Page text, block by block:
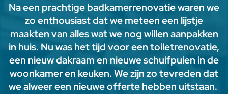
Na een prachtige badkamerrenovatie waren we
zo enthousiast dat we meteen een lijstje
maakten van alles wat we nog willen aanpakken
in huis. Nu was het tijd voor een toiletrenovatie,
een nieuw dakraam en nieuwe schuifpuien in de
woonkamer en keuken. We zijn zo tevreden dat
we alweer een nieuwe offerte hebben uitstaan.